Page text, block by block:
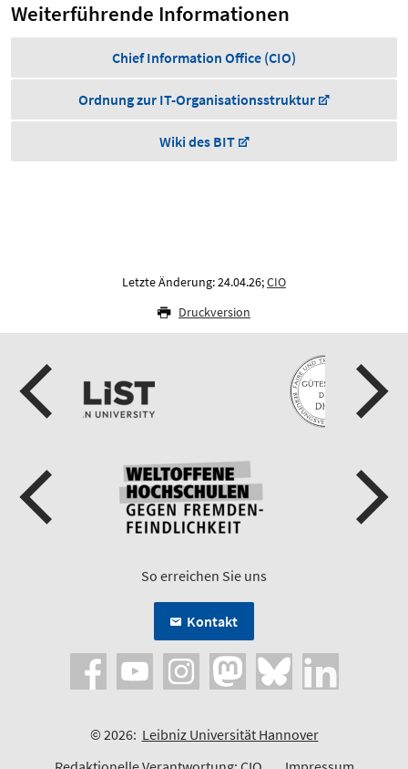
Weiterführende Informationen
Chief Information Office (CIO)
Ordnung zur IT-Organisationsstruktur
Wiki des BIT
Letzte Änderung: 24.04.26;CIO
Druckversion
So erreichen Sie uns
Kontakt
© 2026: Leibniz Universität Hannover